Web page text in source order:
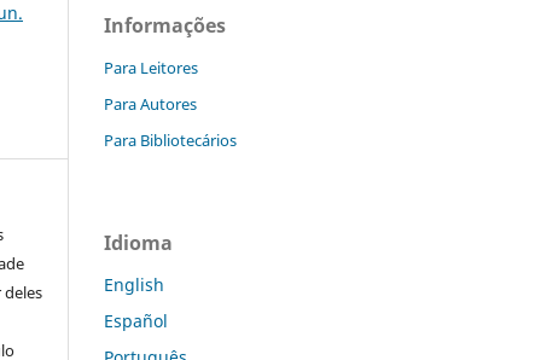
Informações
Para Leitores
Para Autores
Para Bibliotecários
Idioma
English
Español